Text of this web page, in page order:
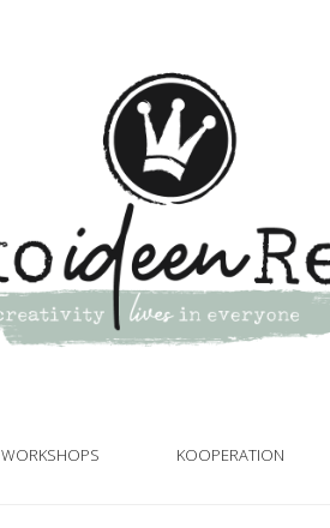
WORKSHOPS KOOPERATION